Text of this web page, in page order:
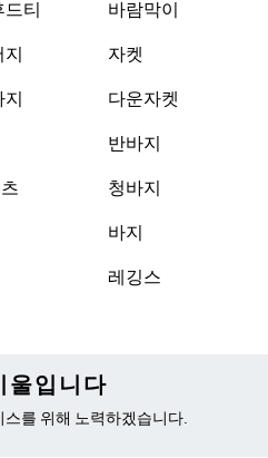
티 바람막이
자켓
다운자켓
반바지
청바지
바지
레깅스
울입니다
를 위해 노력하겠습니다.